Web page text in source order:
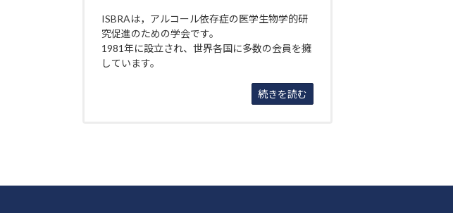
ISBRAは，アルコール依存症の医学生物学的研
究促進のための学会です。
1981年に設立され、世界各国に多数の会員を擁
しています。
続きを読む